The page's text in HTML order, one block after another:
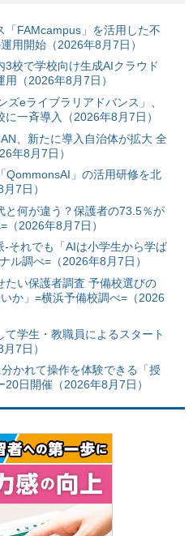
FAMcampus」を活用した不
用開始（2026年8月7日）
校で学校向け生成AIクラウド
用（2026年8月7日）
eライブラリアドバンス」、
一斉導入（2026年8月7日）
、新たに導入自治体が拡大 全
年8月7日）
QommonsAI」の活用研修を北
7日）
と何が違う？保護者の73.5％が
2026年8月7日）
-それでも「AIは小学生から学ば
ル調べ=（2026年8月7日）
たい保護者調査 予備校選びの
か」=横浜予備校調べ=（2026
学生・教職員によるスタート
7日）
かれて操作を体験できる「授
日開催（2026年8月7日）